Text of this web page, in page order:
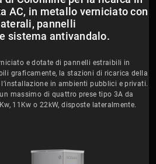
AC, in metallo verniciato con
pannelli
sistema antivandalo.
e dotate di pannelli estraibili in
graficamente, la stazioni di ricarica della
l’installazione in ambienti pubblici e privati.
massimo di quattro prese tipo 3A da
11Kw o 22kW, disposte lateralmente.